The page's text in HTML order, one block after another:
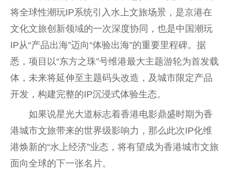
将全球性潮玩IP系统引入水上文旅场景，是京港在
文化文旅创新领域的一次深度协同，也是中国潮玩
IP从“产品出海”迈向“体验出海”的重要里程碑。据
悉，项目以“东方之珠”号维港最大主题游轮为首发载
体，未来将延伸至主题码头改造，及城市限定产品
开发，构建完整的IP沉浸式体验生态。
如果说星光大道标志着香港电影鼎盛时期为香
港城市文旅带来的世界级影响力，那么此次IP化维
港焕新的“水上经济”业态，将有望成为香港城市文旅
面向全球的下一张名片。